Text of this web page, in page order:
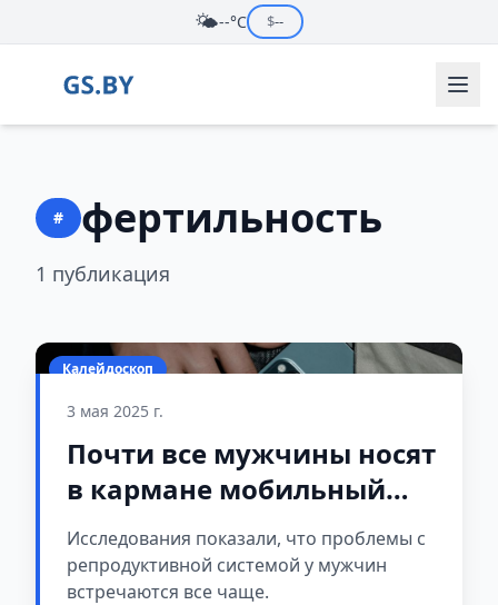
🌤️--°C $--
# фертильность
1 публикация
Калейдоскоп
3 мая 2025 г.
Почти все мужчины носят
в кармане мобильный
телефон. Влияет ли это на
фертильность?
Исследования показали, что проблемы с
репродуктивной системой у мужчин
встречаются все чаще.